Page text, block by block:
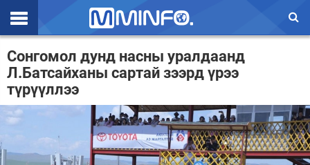
Эхлэл
Цаг агаар
Валют ханш
Эдийн засаг
Сонгомол дунд насны уралдаанд
Л.Батсайханы сартай зээрд үрээ
түрүүллээ